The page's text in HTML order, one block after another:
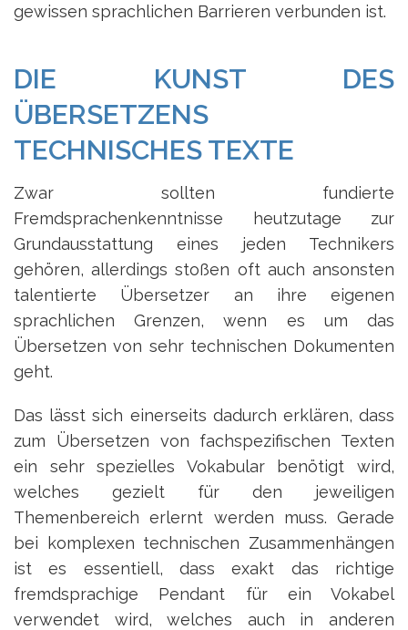
gewissen sprachlichen Barrieren verbunden ist.
DIE KUNST DES
ÜBERSETZENS
TECHNISCHES TEXTE
Zwar sollten fundierte
Fremdsprachenkenntnisse heutzutage zur
Grundausstattung eines jeden Technikers
gehören, allerdings stoßen oft auch ansonsten
talentierte Übersetzer an ihre eigenen
sprachlichen Grenzen, wenn es um das
Übersetzen von sehr technischen Dokumenten
geht.
Das lässt sich einerseits dadurch erklären, dass
zum Übersetzen von fachspezifischen Texten
ein sehr spezielles Vokabular benötigt wird,
welches gezielt für den jeweiligen
Themenbereich erlernt werden muss. Gerade
bei komplexen technischen Zusammenhängen
ist es essentiell, dass exakt das richtige
fremdsprachige Pendant für ein Vokabel
verwendet wird, welches auch in anderen